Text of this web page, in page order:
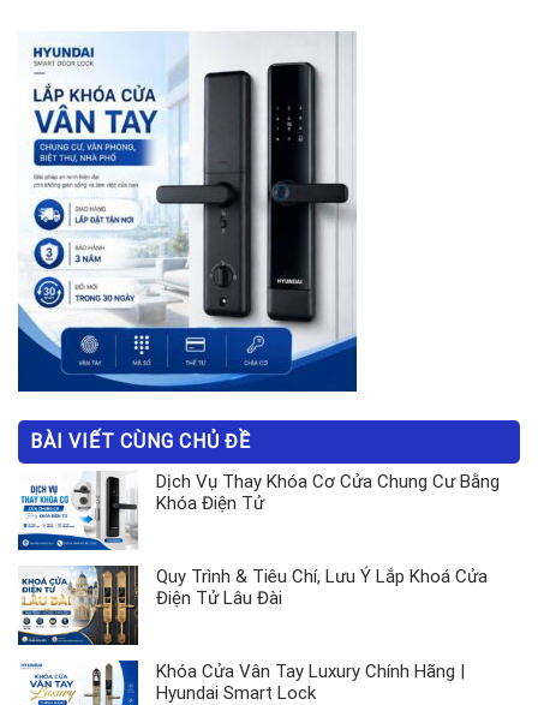
BÀI VIẾT CÙNG CHỦ ĐỀ
Dịch Vụ Thay Khóa Cơ Cửa Chung Cư Bằng
Khóa Điện Tử
Quy Trình & Tiêu Chí, Lưu Ý Lắp Khoá Cửa
Điện Tử Lâu Đài
Khóa Cửa Vân Tay Luxury Chính Hãng |
Hyundai Smart Lock